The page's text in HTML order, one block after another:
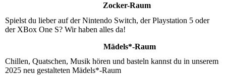
Zocker-Raum
Spielst du lieber auf der Nintendo Switch, der Playstation 5 oder
der XBox One S? Wir haben alles da!
Mädels*-Raum
Chillen, Quatschen, Musik hören und basteln kannst du in unserem
2025 neu gestalteten Mädels*-Raum